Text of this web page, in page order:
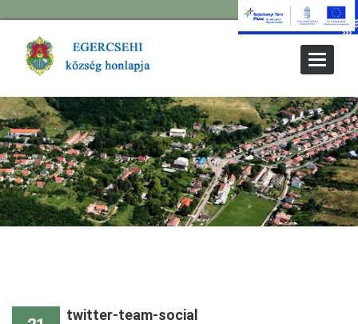
Toggle
twitter-team-social